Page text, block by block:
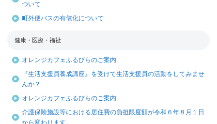
ついて
町外便バスの有償化について
健康・医療・福祉
オレンジカフェふるびらのご案内
『生活支援員養成講座』を受けて生活支援員の活動をしてみませ
んか？
オレンジカフェふるびらのご案内
介護保険施設等における居住費の負担限度額が令和６年８月１日
から変わります。